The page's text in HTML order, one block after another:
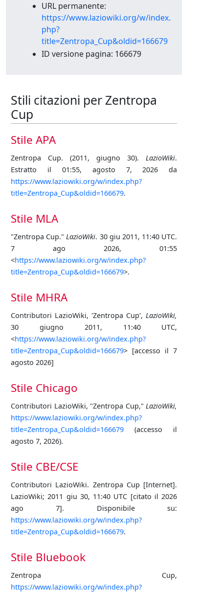
URL permanente:
https://www.laziowiki.org/w/index.
php?
title=Zentropa_Cup&oldid=166679
ID versione pagina: 166679
Stili citazioni per Zentropa
Cup
Stile APA
Zentropa Cup. (2011, giugno 30).LazioWiki.
Estratto il 01:55, agosto 7, 2026 da
https://www.laziowiki.org/w/index.php?
title=Zentropa_Cup&oldid=166679.
Stile MLA
"Zentropa Cup."LazioWiki. 30 giu 2011, 11:40 UTC.
7 ago 2026, 01:55
<https://www.laziowiki.org/w/index.php?
title=Zentropa_Cup&oldid=166679>.
Stile MHRA
Contributori LazioWiki, 'Zentropa Cup',LazioWiki,
30 giugno 2011, 11:40 UTC,
<https://www.laziowiki.org/w/index.php?
title=Zentropa_Cup&oldid=166679> [accesso il 7
agosto 2026]
Stile Chicago
Contributori LazioWiki, "Zentropa Cup,"LazioWiki,
https://www.laziowiki.org/w/index.php?
title=Zentropa_Cup&oldid=166679 (accesso il
agosto 7, 2026).
Stile CBE/CSE
Contributori LazioWiki. Zentropa Cup [Internet].
LazioWiki; 2011 giu 30, 11:40 UTC [citato il 2026
ago 7]. Disponibile su:
https://www.laziowiki.org/w/index.php?
title=Zentropa_Cup&oldid=166679.
Stile Bluebook
Zentropa Cup,
https://www.laziowiki.org/w/index.php?